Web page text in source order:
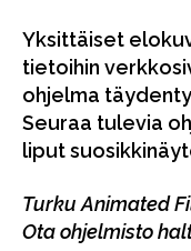
Yksittäiset
tietoihin
ohjelma
Seuraa tulevia
liput
Turku Animated
Ota ohjelmisto